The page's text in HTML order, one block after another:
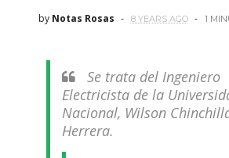
by Notas Rosas 8 YEARS AGO 1
Se trata del Ingeniero
Electricista de la
Nacional, Wilson
Herrera.